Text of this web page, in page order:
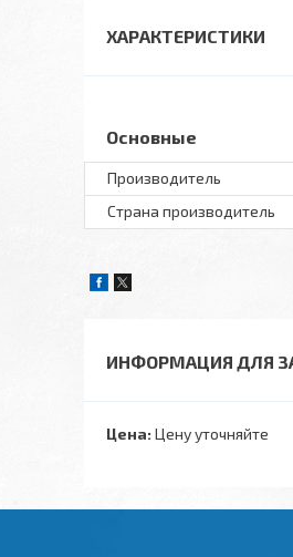
ХАРАКТЕРИСТИКИ
Основные
Производитель
Страна производитель
ИНФОРМАЦИЯ ДЛЯ
Цена: Цену уточняйте